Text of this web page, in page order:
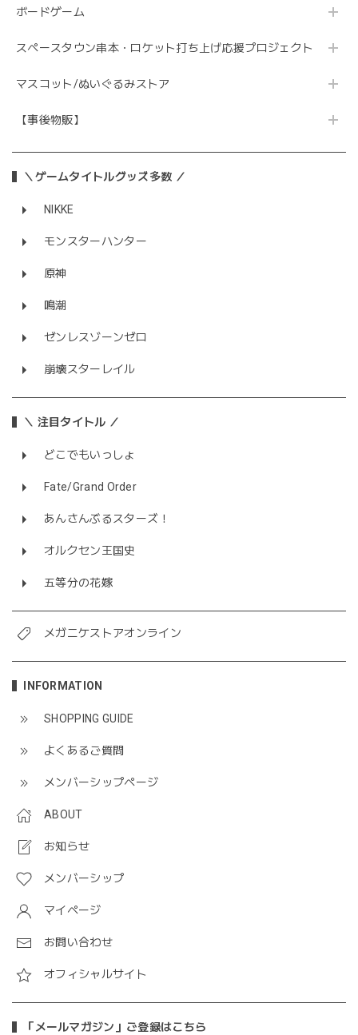
ボードゲーム
スペースタウン串本・ロケット打ち上げ応援プロジェクト
マスコット/ぬいぐるみストア
【事後物販】
＼ゲームタイトルグッズ多数 ／
NIKKE
モンスターハンター
原神
鳴潮
ゼンレスゾーンゼロ
崩壊スターレイル
＼ 注目タイトル ／
どこでもいっしょ
Fate/Grand Order
あんさんぶるスターズ！
オルクセン王国史
五等分の花嫁
メガニケストアオンライン
INFORMATION
SHOPPING GUIDE
よくあるご質問
メンバーシップページ
ABOUT
お知らせ
メンバーシップ
マイページ
お問い合わせ
オフィシャルサイト
「メールマガジン」ご登録はこちら